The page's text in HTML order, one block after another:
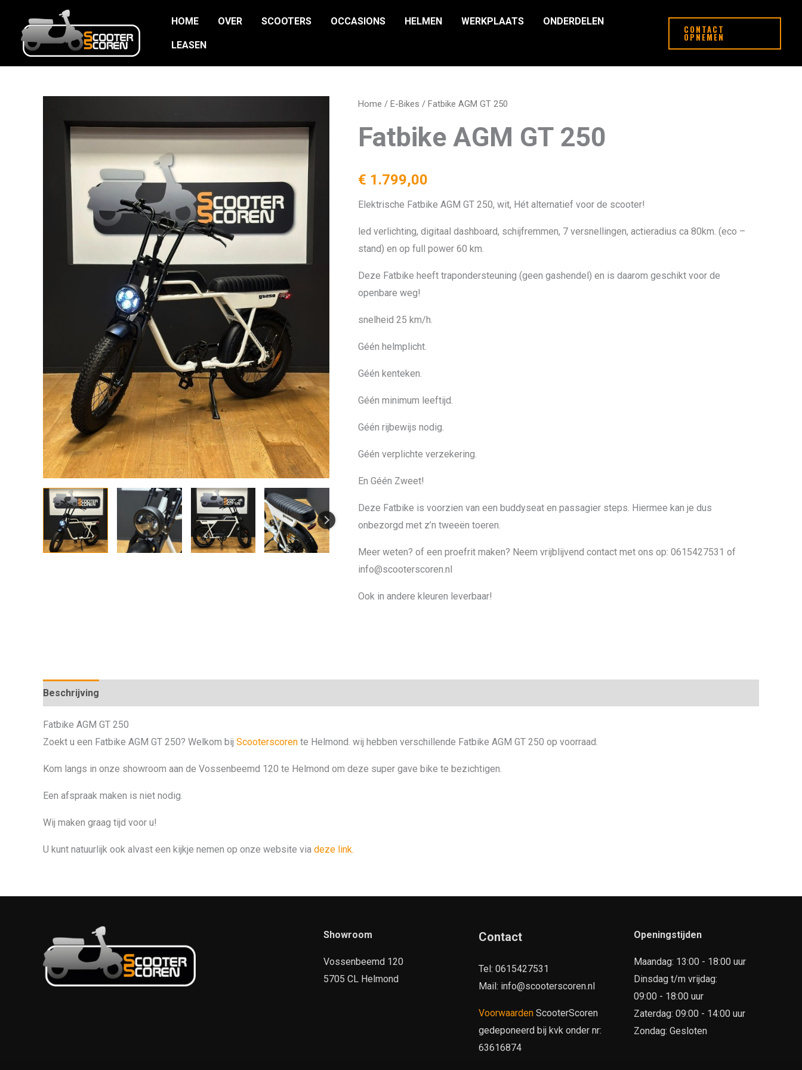
HOME OVER SCOOTERS OCCASIONS HELMEN WERKPLAATS ONDERDELEN
LEASEN
CONTACT
OPNEMEN
Home / E-Bikes / Fatbike AGM GT 250
Fatbike AGM GT 250
€ 1.799,00
Elektrische Fatbike AGM GT 250, wit, Hét alternatief voor de scooter!
led verlichting, digitaal dashboard, schijfremmen, 7 versnellingen, actieradius ca 80km. (eco –
stand) en op full power 60 km.
Deze Fatbike heeft trapondersteuning (geen gashendel) en is daarom geschikt voor de
openbare weg!
snelheid 25 km/h.
Géén helmplicht.
Géén kenteken.
Géén minimum leeftijd.
Géén rijbewijs nodig.
Géén verplichte verzekering.
En Géén Zweet!
Deze Fatbike is voorzien van een buddyseat en passagier steps. Hiermee kan je dus
onbezorgd met z’n tweeën toeren.
Meer weten? of een proefrit maken? Neem vrijblijvend contact met ons op: 0615427531 of
info@scooterscoren.nl
Ook in andere kleuren leverbaar!
Beschrijving
Fatbike AGM GT 250
Zoekt u een Fatbike AGM GT 250? Welkom bij Scooterscoren te Helmond. wij hebben verschillende Fatbike AGM GT 250 op voorraad.
Kom langs in onze showroom aan de Vossenbeemd 120 te Helmond om deze super gave bike te bezichtigen.
Een afspraak maken is niet nodig.
Wij maken graag tijd voor u!
U kunt natuurlijk ook alvast een kijkje nemen op onze website via deze link.
Showroom
Vossenbeemd 120
5705 CL Helmond
Contact
Tel: 0615427531
Mail: info@scooterscoren.nl
Voorwaarden ScooterScoren
gedeponeerd bij kvk onder nr:
63616874
Openingstijden
Maandag: 13:00 - 18:00 uur
Dinsdag t/m vrijdag:
09:00 - 18:00 uur
Zaterdag: 09:00 - 14:00 uur
Zondag: Gesloten